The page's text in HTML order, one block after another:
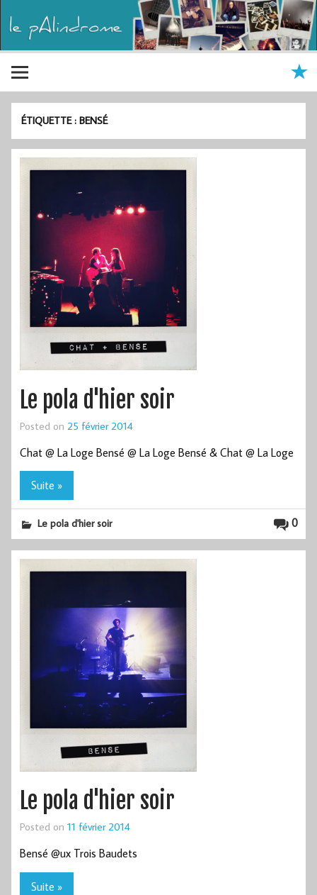
ÉTIQUETTE :BENSÉ
Le pola d'hier soir
Posted on 25 février 2014
Chat @ La Loge Bensé @ La Loge Bensé & Chat @ La Loge
Suite »
0
Le pola d'hier soir
Le pola d'hier soir
Posted on 11 février 2014
Bensé @ux Trois Baudets
Suite »